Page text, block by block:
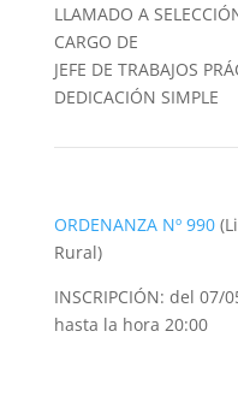
LLAMADO A
CARGO DE
JEFE DE TRABAJOS
DEDICACIÓN SIMPLE
ORDENANZA Nº 990
Rural)
INSCRIPCIÓN: del
hasta la hora 20:00